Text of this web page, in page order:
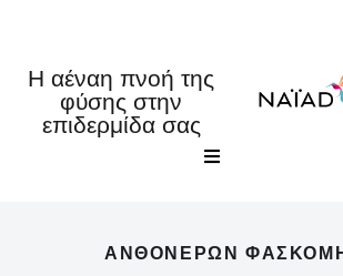
Η αέναη πνοή της
φύσης στην
επιδερμίδα σας
ΑΝΘΌΝΕΡΩΝ